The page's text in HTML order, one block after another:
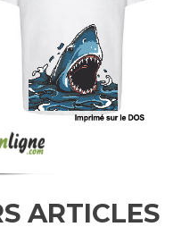
ARTICLES